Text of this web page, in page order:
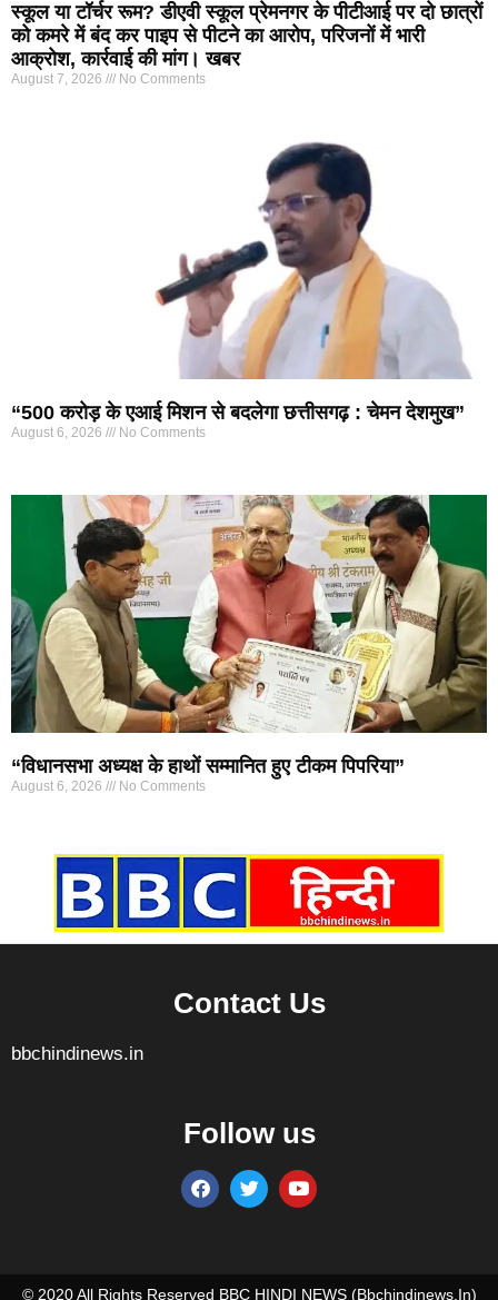
स्कूल या टॉर्चर रूम? डीएवी स्कूल प्रेमनगर के पीटीआई पर दो छात्रों
को कमरे में बंद कर पाइप से पीटने का आरोप, परिजनों में भारी
आक्रोश, कार्रवाई की मांग। खबर
August 7, 2026 No Comments
“500 करोड़ के एआई मिशन से बदलेगा छत्तीसगढ़ : चेमन देशमुख”
August 6, 2026 No Comments
“विधानसभा अध्यक्ष के हाथों सम्मानित हुए टीकम पिपरिया”
August 6, 2026 No Comments
Contact Us
bbchindinews.in
Follow us
© 2020 All Rights Reserved BBC HINDI NEWS (bbchindinews.in)